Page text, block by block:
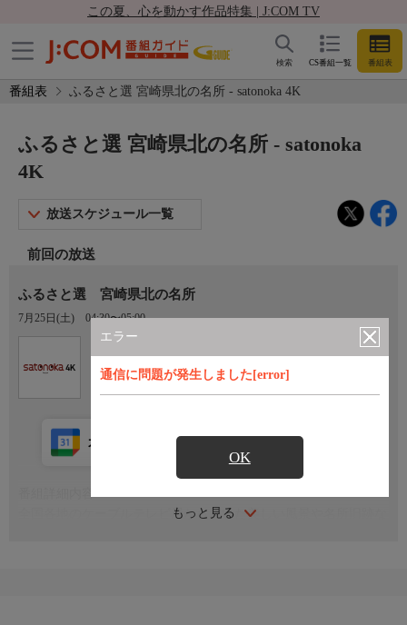
この夏、心を動かす作品特集 | J:COM TV
CS番組一覧 番組表
検索
番組表 ふるさと選 宮崎県北の名所 - satonoka 4K
エラー
通信に問題が発生しました[error]
OK
ふるさと選 宮崎県北の名所 - satonoka
4K
放送スケジュール一覧
前回の放送
ふるさと選 宮崎県北の名所
7月25日(土) 04:30〜05:00
もっと見る
カレンダー登録 アプリ視聴
全国各地のケーブルテレビ局から届いた美しい風景や名所旧跡な